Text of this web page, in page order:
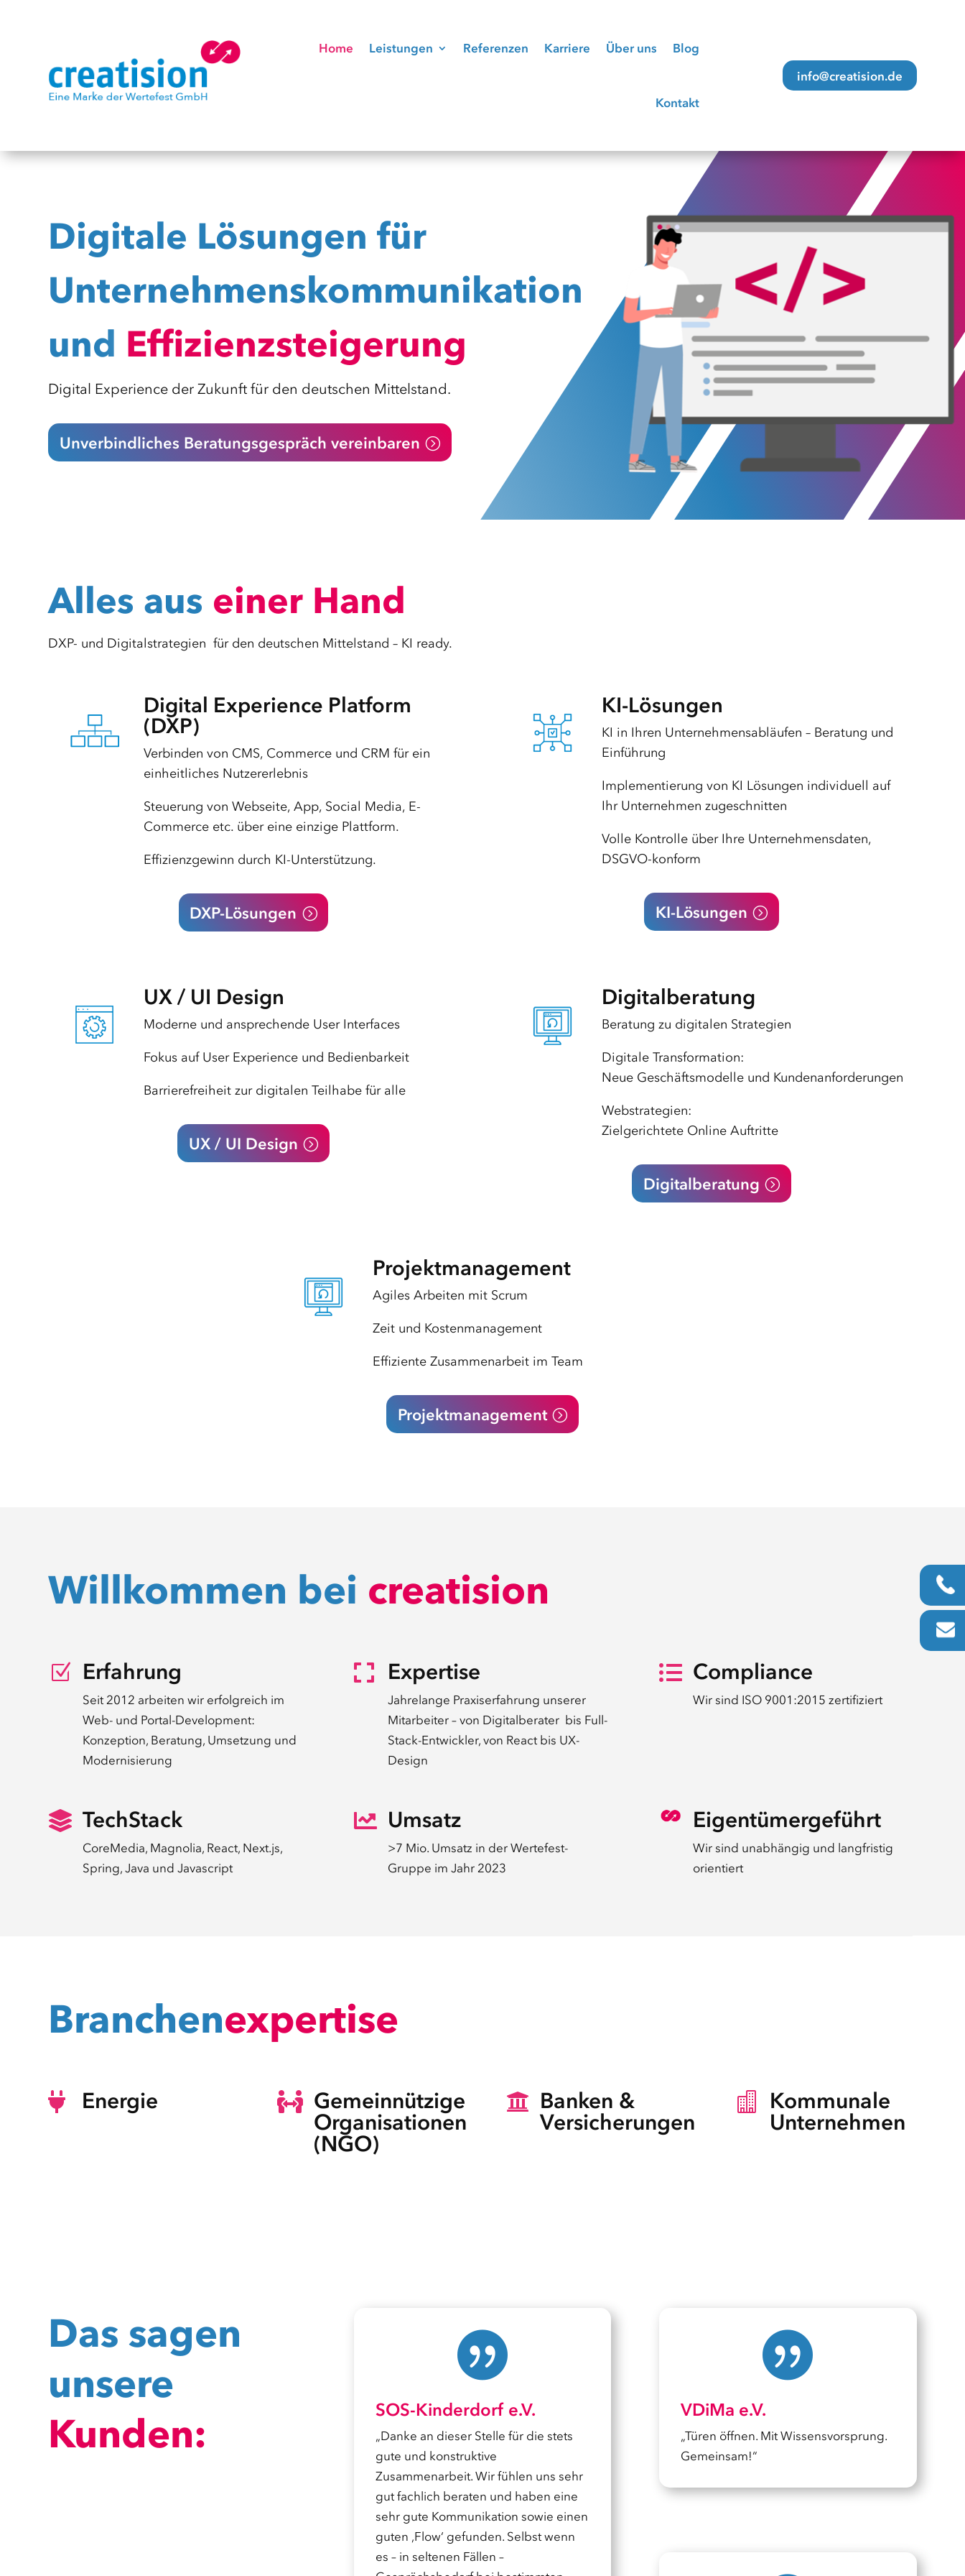
Home Leistungen Referenzen Karriere Über uns Blog
Kontakt
info@creatision.de
Digitale Lösungen für
Unternehmens­kommunikation
und Effizienz­steigerung
Digital Experience der Zukunft für den deutschen Mittelstand.
Unverbindliches Beratungsgespräch vereinbaren
Alles aus einer Hand
DXP- und Digitalstrategien für den deutschen Mittelstand – KI ready.
Digital Experience Platform
(DXP)
Verbinden von CMS, Commerce und CRM für ein
einheitliches Nutzererlebnis
Steuerung von Webseite, App, Social Media, E-
Commerce etc. über eine einzige Plattform.
Effizienzgewinn durch KI-Unterstützung.
DXP-Lösungen
KI-Lösungen
KI in Ihren Unternehmensabläufen – Beratung und
Einführung
Implementierung von KI Lösungen individuell auf
Ihr Unternehmen zugeschnitten
Volle Kontrolle über Ihre Unternehmensdaten,
DSGVO-konform
KI-Lösungen
UX / UI Design
Moderne und ansprechende User Interfaces
Fokus auf User Experience und Bedienbarkeit
Barrierefreiheit zur digitalen Teilhabe für alle
UX / UI Design
Digital­beratung
Beratung zu digitalen Strategien
Digitale Transformation:
Neue Geschäftsmodelle und Kundenanforderungen
Webstrategien:
Zielgerichtete Online Auftritte
Digitalberatung
Projekt­management
Agiles Arbeiten mit Scrum
Zeit und Kostenmanagement
Effiziente Zusammenarbeit im Team
Projektmanagement
Willkommen bei creatision
Z Erfahrung
Seit 2012 arbeiten wir erfolgreich im
Web- und Portal-Development:
Konzeption, Beratung, Umsetzung und
Modernisierung
 Expertise
Jahrelange Praxiserfahrung unserer
Mitarbeiter – von Digitalberater bis Full-
Stack-Entwickler, von React bis UX-
Design
 Compliance
Wir sind ISO 9001:2015 zertifiziert
 TechStack
CoreMedia, Magnolia, React, Next.js,
Spring, Java und Javascript
 Umsatz
>7 Mio. Umsatz in der Wertefest-
Gruppe im Jahr 2023
Eigentümergeführt
Wir sind unabhängig und langfristig
orientiert
Branchen­expertise
 Energie  Gemeinnützige
Organisationen
(NGO)
 Banken &
Versicherungen

Kommunale
Unternehmen
Das sagen
unsere
Kunden:

SOS-Kinderdorf e.V.
„Danke an dieser Stelle für die stets
gute und konstruktive
Zusammenarbeit. Wir fühlen uns sehr
gut fachlich beraten und haben eine
sehr gute Kommunikation sowie einen
guten ‚Flow‘ gefunden. Selbst wenn
es – in seltenen Fällen –

VDiMa e.V.
„Türen öffnen. Mit Wissensvorsprung.
Gemeinsam!“